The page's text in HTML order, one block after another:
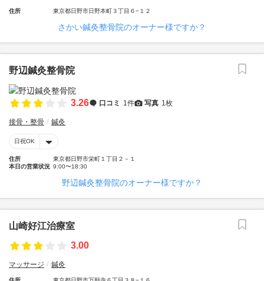
住所 東京都日野市日野本町３丁目６−１２
さかい鍼灸整骨院のオーナー様ですか？
野辺鍼灸整骨院
3.26 口コミ 1件 写真 1枚
接骨・整骨 鍼灸
日祝OK
住所
東京都日野市栄町１丁目２－１
本日の営業状況 9:00〜18:30
野辺鍼灸整骨院のオーナー様ですか？
山崎好江治療室
3.00
マッサージ 鍼灸